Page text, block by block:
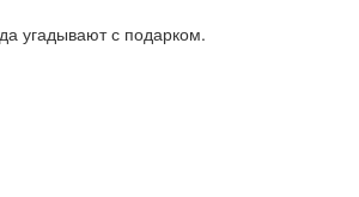
угадывают с подарком.